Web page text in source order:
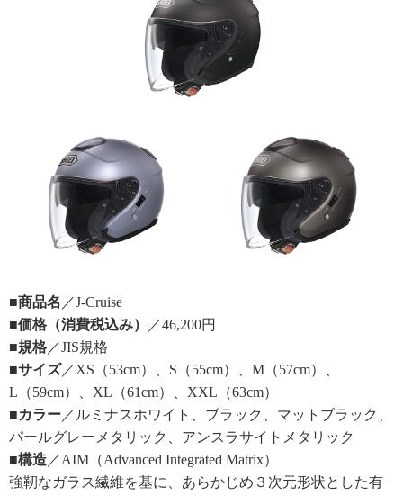
■商品名 ／J-Cruise
■価格（消費税込み）
／46,200円
■規格 ／JIS規格
■サイズ／XS（53cm）、S（55cm）、M（57cm）、
L（59cm）、XL（61cm）、XXL（63cm）
■カラー ／ルミナスホワイト、ブラック、マットブラック、
パールグレーメタリック、アンスラサイトメタリック
■構造 ／AIM（Advanced Integrated Matrix）
強靭なガラス繊維を基に、あらかじめ３次元形状とした有